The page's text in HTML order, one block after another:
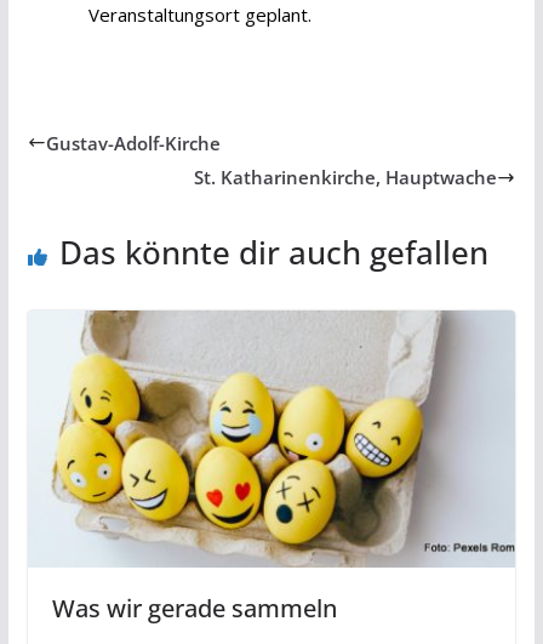
Veranstaltungsort geplant.
Gustav-Adolf-Kirche
St. Katharinenkirche, Hauptwache
Das könnte dir auch gefallen
Was wir gerade sammeln